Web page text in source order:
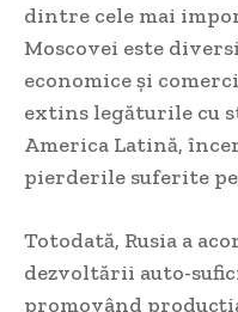
dintre cele mai
Moscovei este
economice și
extins legăturile cu
America Latină,
pierderile suferite
Totodată, Rusia a
dezvoltării auto-
promovând